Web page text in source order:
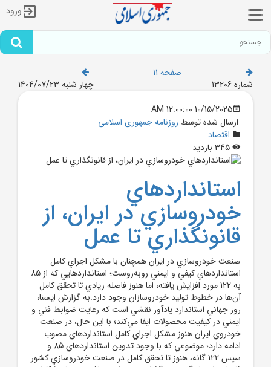
ورود
صفحه 11
شماره 13206
چهار شنبه 1404/07/23
10/15/2025 12:00:00 AM
ارسال شده توسط روزنامه جمهوری اسلامی
اقتصاد
استانداردهاي
خودروسازي در ايران، از
قانونگذاري تا عمل
صنعت خودروسازي در ايران همچنان با مشکل اجراي کامل
استانداردهاي کيفي و ايمني روبه‌روست؛ استانداردهايي که از 85
به 122 مورد افزايش يافته، اما هنوز فاصله زيادي تا تحقق کامل
آن‌ها در خطوط توليد خودروسازان وجود دارد.به گزارش ايسنا،
روز جهاني استاندارد يادآور نقشي است که رعايت ضوابط فني و
ايمني در کيفيت محصولات ايفا مي‌کند؛ با اين حال، در صنعت
خودروي ايران هنوز مشکل اجراي کامل استانداردهاي مصوب
ادامه دارد؛ موضوعي که با وجود تدوين استانداردهاي 85 و
سپس 122‌ گانه، هنوز تا تحقق کامل در صنعت خودروسازي کشور